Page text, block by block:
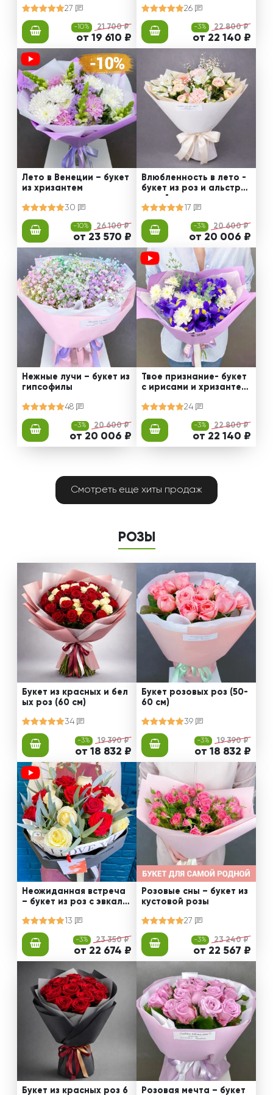
27
-10% 21 700 ₽
от 19 610 ₽
26
-3% 22 800 ₽
от 22 140 ₽
Лето в Венеции – букет
из хризантем
30
-10% 26 100 ₽
от 23 570 ₽
Влюбленность в лето -
букет из роз и альстро
мерий
17
-3% 20 600 ₽
от 20 006 ₽
Нежные лучи – букет из
гипсофилы
48
-3% 20 600 ₽
от 20 006 ₽
Твое признание- букет
с ирисами и хризантем
24
-3% 22 800 ₽
от 22 140 ₽
Смотреть еще хиты продаж
РОЗЫ
Букет из красных и бел
ых роз (60 см)
34
-3% 19 390 ₽
от 18 832 ₽
Букет розовых роз (50-
60 см)
39
-3% 19 390 ₽
от 18 832 ₽
Неожиданная встреча
– букет из роз с эвкали
13
-3% 23 350 ₽
от 22 674 ₽
Розовые сны – букет из
кустовой розы
27
-3% 23 240 ₽
от 22 567 ₽
Букет из красных роз 6 Розовая мечта – букет